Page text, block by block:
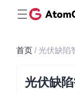
首页 / 光伏缺陷
光伏缺